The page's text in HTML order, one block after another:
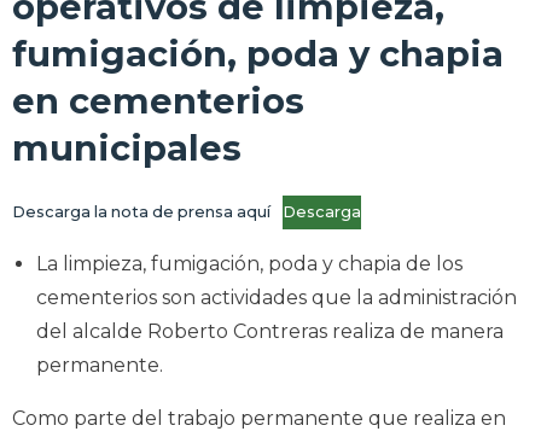
fumigación, poda y chapia
en cementerios
municipales
Descarga la nota de prensa aquí Descarga
La limpieza, fumigación, poda y chapia de los
cementerios son actividades que la administración
del alcalde Roberto Contreras realiza de manera
permanente.
Como parte del trabajo permanente que realiza en